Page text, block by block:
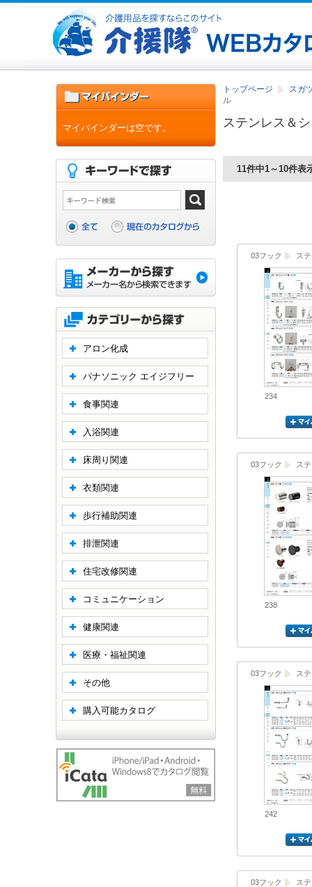
トップページ
スガ
ル
ステンレス＆
11件中1～10件表
03フック ス
234
03フック ス
238
03フック ス
242
03フック ス
マイバインダーは空です。
アロン化成
パナソニック エイジフリー
食事関連
入浴関連
床周り関連
衣類関連
歩行補助関連
排泄関連
住宅改修関連
コミュニケーション
健康関連
医療・福祉関連
その他
購入可能カタログ